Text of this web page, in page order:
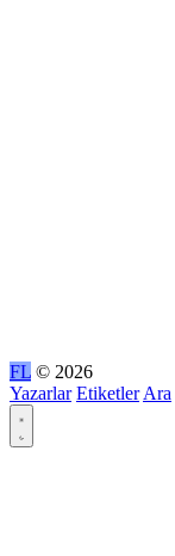
FL © 2026
Yazarlar Etiketler Ara